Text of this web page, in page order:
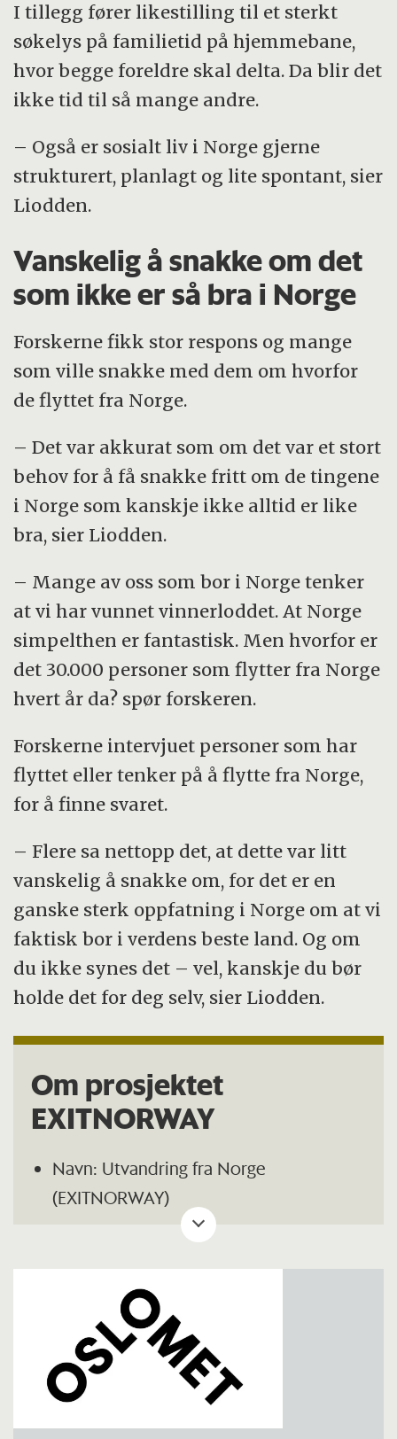
I tillegg fører likestilling til et sterkt
søkelys på familietid på hjemmebane,
hvor begge foreldre skal delta. Da blir det
ikke tid til så mange andre.
– Også er sosialt liv i Norge gjerne
strukturert, planlagt og lite spontant, sier
Liodden.
Vanskelig å snakke om det
som ikke er så bra i Norge
Forskerne fikk stor respons og mange
som ville snakke med dem om hvorfor
de flyttet fra Norge.
– Det var akkurat som om det var et stort
behov for å få snakke fritt om de tingene
i Norge som kanskje ikke alltid er like
bra, sier Liodden.
– Mange av oss som bor i Norge tenker
at vi har vunnet vinnerloddet. At Norge
simpelthen er fantastisk. Men hvorfor er
det 30.000 personer som flytter fra Norge
hvert år da? spør forskeren.
Forskerne intervjuet personer som har
flyttet eller tenker på å flytte fra Norge,
for å finne svaret.
– Flere sa nettopp det, at dette var litt
vanskelig å snakke om, for det er en
ganske sterk oppfatning i Norge om at vi
faktisk bor i verdens beste land. Og om
du ikke synes det – vel, kanskje du bør
holde det for deg selv, sier Liodden.
Om prosjektet
EXITNORWAY
Navn: Utvandring fra Norge
(EXITNORWAY)
Periode: 2021–2025
Finansiering: Norges forskningsråd
Prosjektleder: Marianne Tønnessen, By-
og regionforskningsinstituttet NIBR
Prosjektet undersøker hva som
kjennetegner de som flytter fra Norge,